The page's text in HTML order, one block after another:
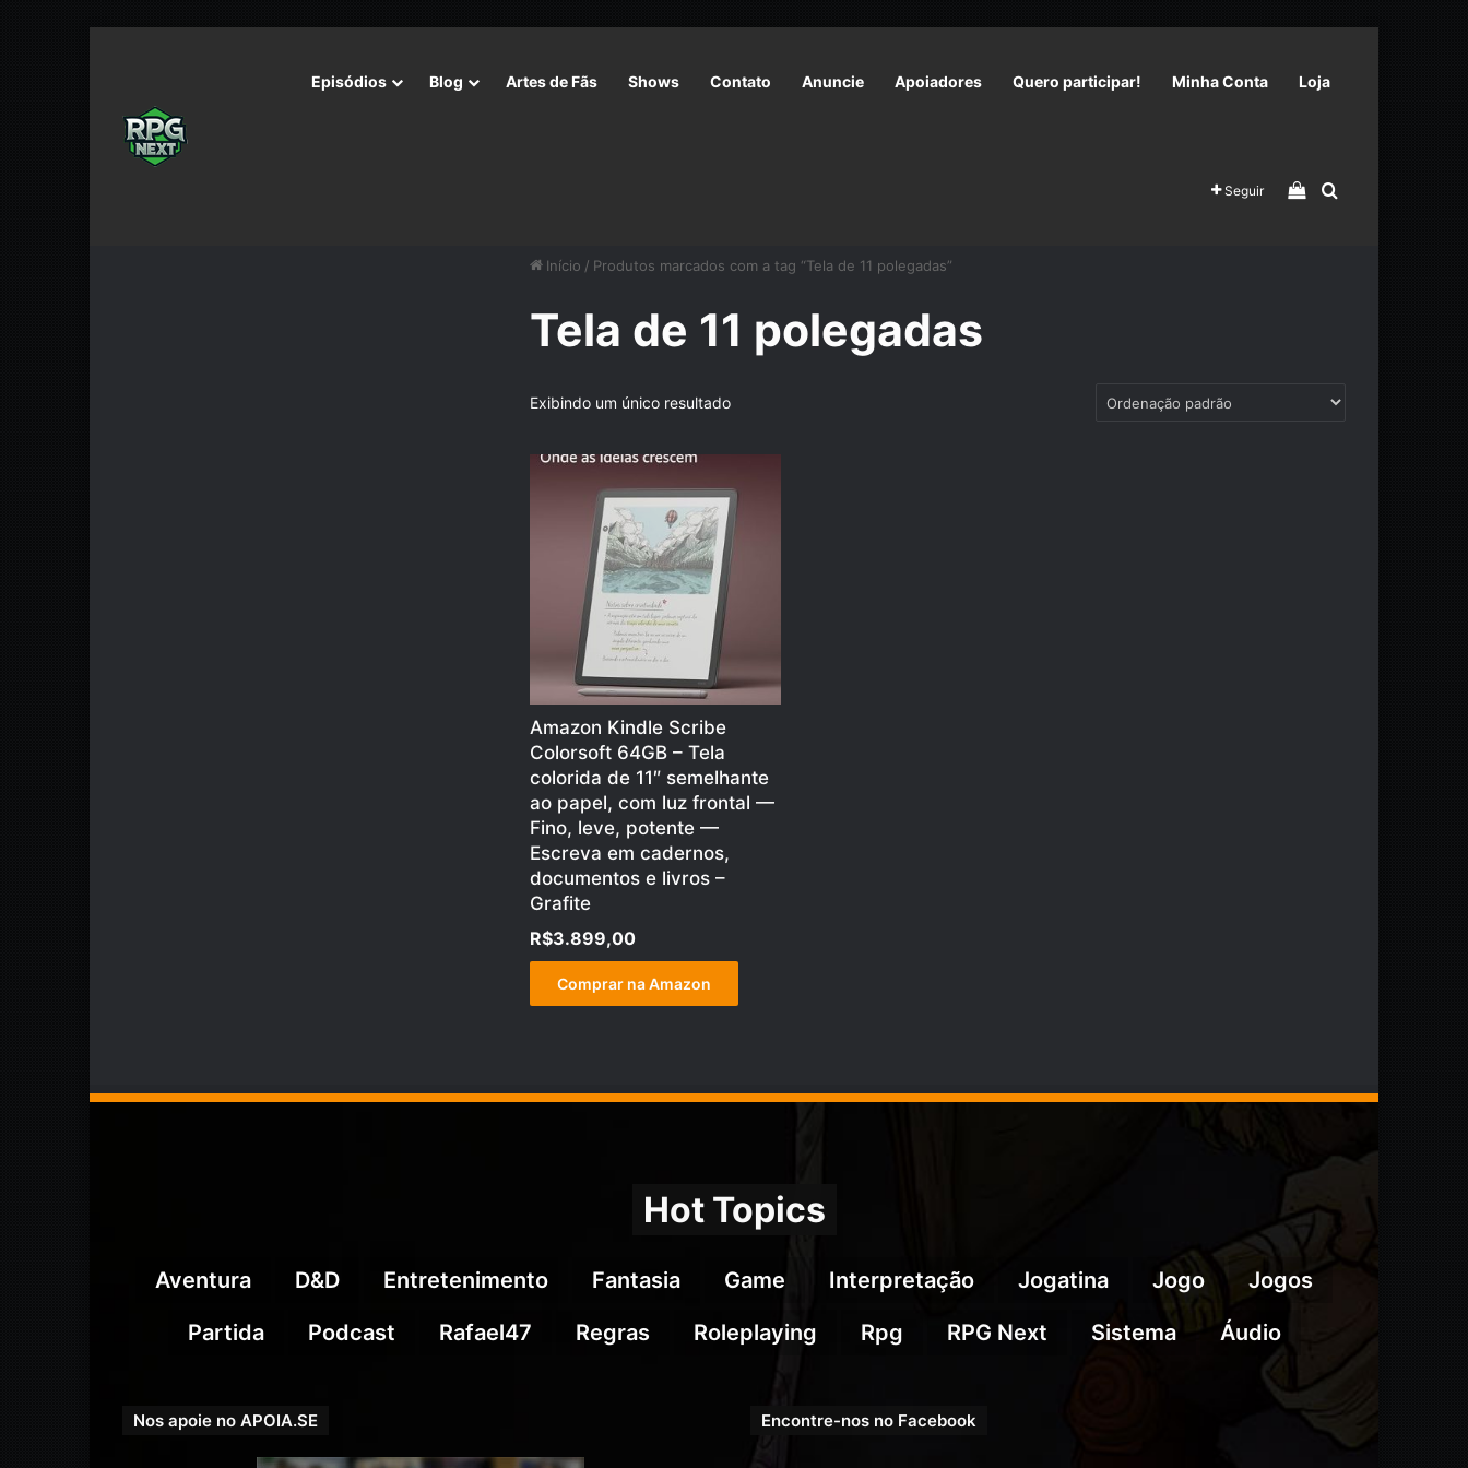
Episódios Blog Artes de Fãs Shows Contato Anuncie Apoiadores Quero participar! Minha Conta Loja
Seguir Veja seu carrinho
Procurar por
Início / Produtos marcados com a tag “Tela de 11 polegadas”
Tela de 11 polegadas
Exibindo um único resultado
Amazon Kindle Scribe
Colorsoft 64GB – Tela
colorida de 11″ semelhante
ao papel, com luz frontal —
Fino, leve, potente —
Escreva em cadernos,
documentos e livros –
Grafite
R$3.899,00
Comprar na Amazon
Hot Topics
Aventura D&D Entretenimento Fantasia Game Interpretação Jogatina Jogo
Jogos
Partida
Podcast Rafael47 Regras Roleplaying Rpg RPG Next Sistema Áudio
Nos apoie no APOIA.SE Encontre-nos no Facebook